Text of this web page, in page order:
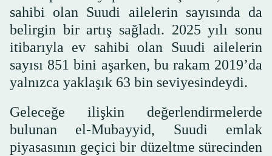
sahibi olan Suudi ailelerin sayısında da
belirgin bir artış sağladı. 2025 yılı sonu
itibarıyla ev sahibi olan Suudi ailelerin
sayısı 851 bini aşarken, bu rakam 2019’da
yalnızca yaklaşık 63 bin seviyesindeydi.
Geleceğe ilişkin değerlendirmelerde
bulunan el-Mubayyid, Suudi emlak
piyasasının geçici bir düzeltme sürecinden